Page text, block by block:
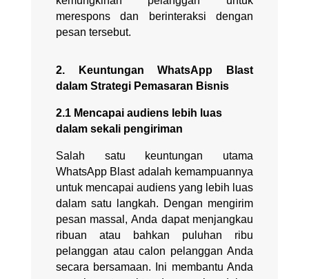
merespons dan berinteraksi dengan
pesan tersebut.
2. Keuntungan WhatsApp Blast
dalam Strategi Pemasaran Bisnis
2.1 Mencapai audiens lebih luas
dalam sekali pengiriman
Salah satu keuntungan utama
WhatsApp Blast adalah kemampuannya
untuk mencapai audiens yang lebih luas
dalam satu langkah. Dengan mengirim
pesan massal, Anda dapat menjangkau
ribuan atau bahkan puluhan ribu
pelanggan atau calon pelanggan Anda
secara bersamaan. Ini membantu Anda